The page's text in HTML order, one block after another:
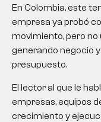
En Colombia, este
empresa ya probó
movimiento, pero
generando negocio
presupuesto.
El lector al que le
empresas, equipos
crecimiento y